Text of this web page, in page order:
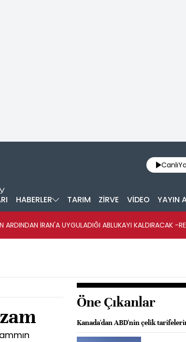
Canlı
HABERLER TARIM ZİRVE VİDEO YAYIN
İRAN'A UYGULADIĞI ABLUKAYI KALDIRACAK -
Öne Çıkanlar
Kanada'dan ABD'nin çelik